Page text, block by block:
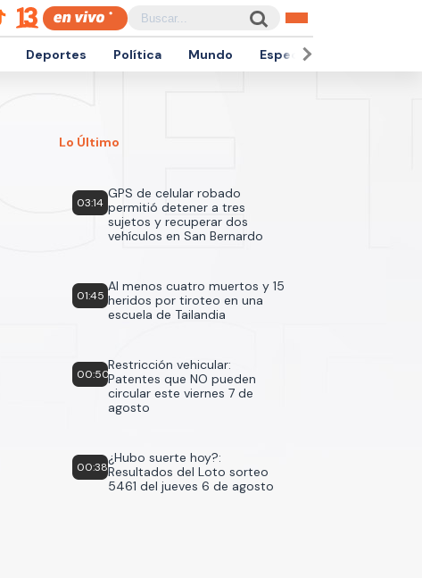
Deportes Política Mundo Espectáculos
Lo Último
03:14
GPS de celular robado
permitió detener a tres
sujetos y recuperar dos
vehículos en San Bernardo
01:45
Al menos cuatro muertos y 15
heridos por tiroteo en una
escuela de Tailandia
00:50
Restricción vehicular:
Patentes que NO pueden
circular este viernes 7 de
agosto
00:38
¿Hubo suerte hoy?:
Resultados del Loto sorteo
5461 del jueves 6 de agosto